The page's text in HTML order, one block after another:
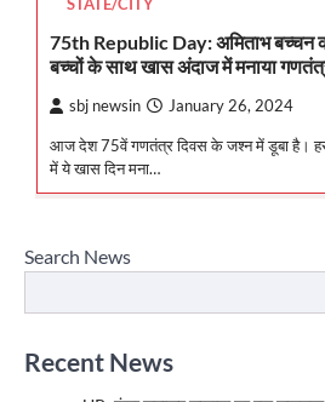
STATE/CITY
75th Republic Day: अमिताभ बच्चन
बच्चों के साथ खास अंदाज में मनाया
sbj newsin January 26, 2024
आज देश 75वें गणतंत्र दिवस के जश्न में डूबा है।
में ये खास दिन मना…
Search News
Recent News